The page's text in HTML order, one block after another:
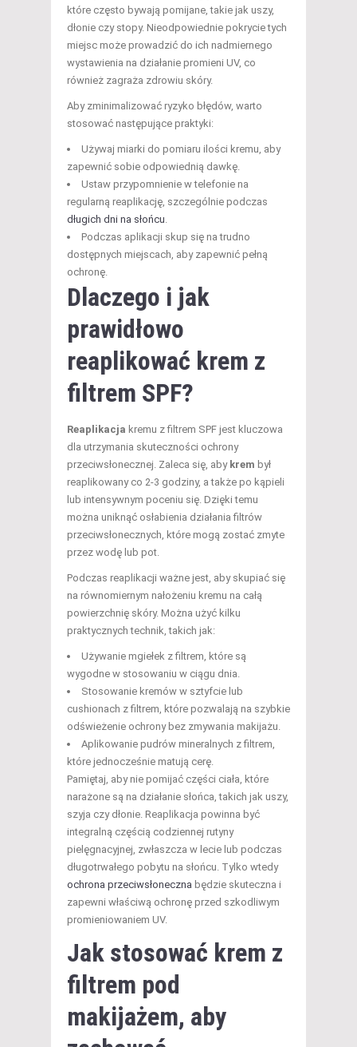
które często bywają pomijane, takie jak uszy,
dłonie czy stopy. Nieodpowiednie pokrycie tych
miejsc może prowadzić do ich nadmiernego
wystawienia na działanie promieni UV, co
również zagraża zdrowiu skóry.
Aby zminimalizować ryzyko błędów, warto
stosować następujące praktyki:
Używaj miarki do pomiaru ilości kremu, aby
zapewnić sobie odpowiednią dawkę.
Ustaw przypomnienie w telefonie na
regularną reaplikację, szczególnie podczas
długich dni na słońcu.
Podczas aplikacji skup się na trudno
dostępnych miejscach, aby zapewnić pełną
ochronę.
Dlaczego i jak
prawidłowo
reaplikować krem z
filtrem SPF?
Reaplikacja kremu z filtrem SPF jest kluczowa
dla utrzymania skuteczności ochrony
przeciwsłonecznej. Zaleca się, aby krem był
reaplikowany co 2-3 godziny, a także po kąpieli
lub intensywnym poceniu się. Dzięki temu
można uniknąć osłabienia działania filtrów
przeciwsłonecznych, które mogą zostać zmyte
przez wodę lub pot.
Podczas reaplikacji ważne jest, aby skupiać się
na równomiernym nałożeniu kremu na całą
powierzchnię skóry. Można użyć kilku
praktycznych technik, takich jak:
Używanie mgiełek z filtrem, które są
wygodne w stosowaniu w ciągu dnia.
Stosowanie kremów w sztyfcie lub
cushionach z filtrem, które pozwalają na szybkie
odświeżenie ochrony bez zmywania makijażu.
Aplikowanie pudrów mineralnych z filtrem,
które jednocześnie matują cerę.
Pamiętaj, aby nie pomijać części ciała, które
narażone są na działanie słońca, takich jak uszy,
szyja czy dłonie. Reaplikacja powinna być
integralną częścią codziennej rutyny
pielęgnacyjnej, zwłaszcza w lecie lub podczas
długotrwałego pobytu na słońcu. Tylko wtedy
ochrona przeciwsłoneczna będzie skuteczna i
zapewni właściwą ochronę przed szkodliwym
promieniowaniem UV.
Jak stosować krem z
filtrem pod
makijażem, aby